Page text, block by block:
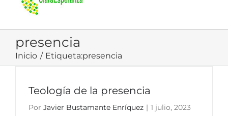
presencia
Inicio Etiqueta:presencia
Teología de la presencia
Por Javier Bustamante Enríquez | 1 julio, 2023